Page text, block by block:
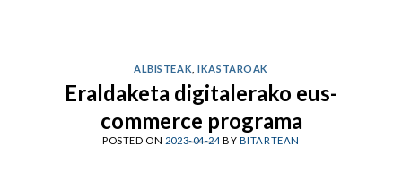
ALBISTEAK ,IKASTAROAK
Eraldaketa digitalerako eus-
commerce programa
POSTED ON 2023-04-24BY BITARTEAN